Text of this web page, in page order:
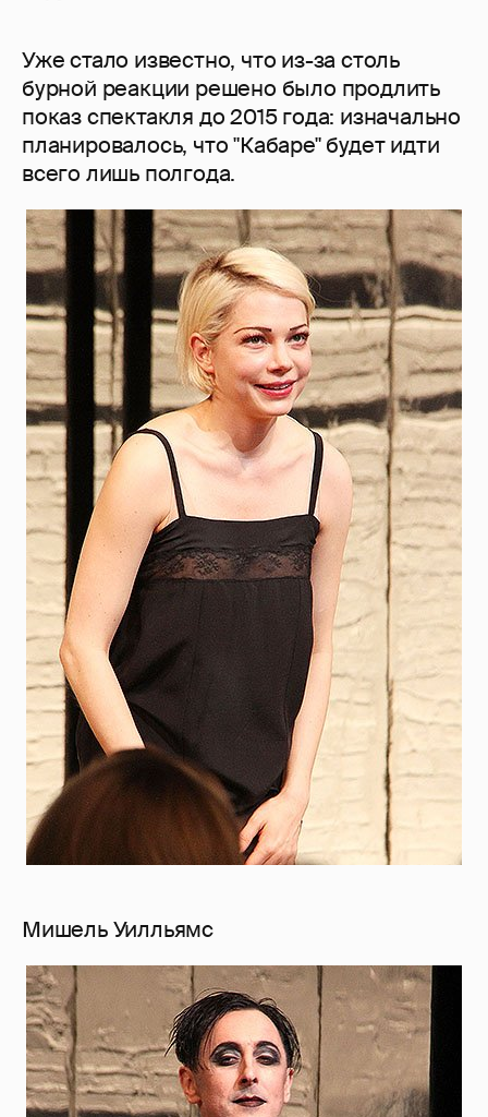
Уже стало известно, что из-за столь
бурной реакции решено было продлить
показ спектакля до 2015 года: изначально
планировалось, что "Кабаре" будет идти
всего лишь полгода.
Мишель Уилльямс